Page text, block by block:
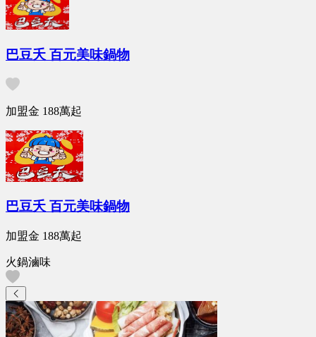
巴豆夭 百元美味鍋物
加盟金 188萬起
巴豆夭 百元美味鍋物
加盟金 188萬起
火鍋滷味